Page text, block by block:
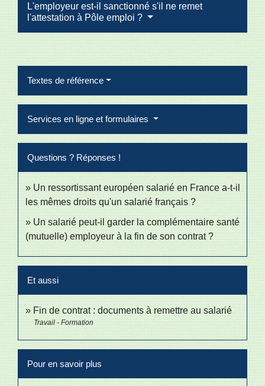
L'employeur est-il sanctionné s'il ne remet
l'attestation à Pôle emploi ?
Textes de référence
Services en ligne et formulaires
Questions ? Réponses !
Un ressortissant européen salarié en France a-t-il
les mêmes droits qu'un salarié français ?
Un salarié peut-il garder la complémentaire santé
(mutuelle) employeur à la fin de son contrat ?
Et aussi
Fin de contrat : documents à remettre au salarié
Travail - Formation
Pour en savoir plus